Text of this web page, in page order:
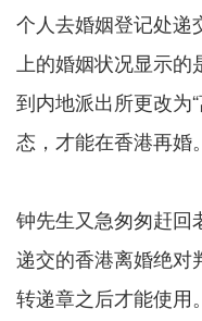
个人去婚姻登记处递
上的婚姻状况显示的
到内地派出所更改为
态，才能在香港再婚。
钟先生又急匆匆赶回
递交的香港离婚绝对
转递章之后才能使用